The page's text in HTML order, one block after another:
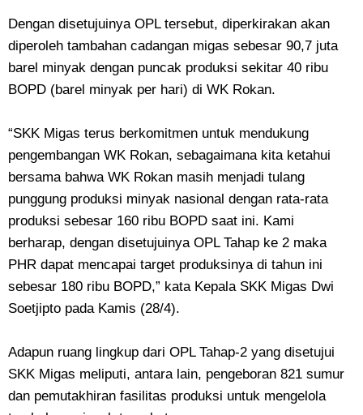
Dengan disetujuinya OPL tersebut, diperkirakan akan
diperoleh tambahan cadangan migas sebesar 90,7 juta
barel minyak dengan puncak produksi sekitar 40 ribu
BOPD (barel minyak per hari) di WK Rokan.
“SKK Migas terus berkomitmen untuk mendukung
pengembangan WK Rokan, sebagaimana kita ketahui
bersama bahwa WK Rokan masih menjadi tulang
punggung produksi minyak nasional dengan rata-rata
produksi sebesar 160 ribu BOPD saat ini. Kami
berharap, dengan disetujuinya OPL Tahap ke 2 maka
PHR dapat mencapai target produksinya di tahun ini
sebesar 180 ribu BOPD,” kata Kepala SKK Migas Dwi
Soetjipto pada Kamis (28/4).
Adapun ruang lingkup dari OPL Tahap-2 yang disetujui
SKK Migas meliputi, antara lain, pengeboran 821 sumur
dan pemutakhiran fasilitas produksi untuk mengelola